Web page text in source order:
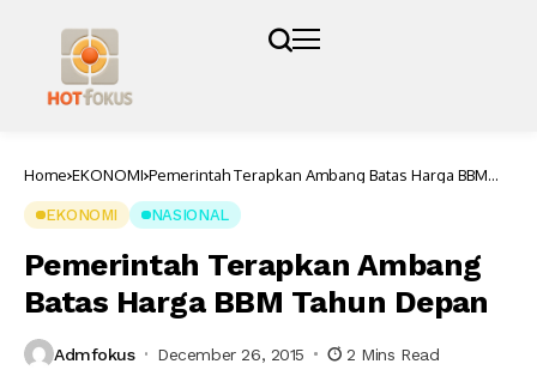
Home EKONOMI Pemerintah Terapkan Ambang Batas Harga BBM
EKONOMI NASIONAL
Pemerintah Terapkan Ambang
Batas Harga BBM Tahun Depan
Admfokus December 26, 2015 2 Mins Read